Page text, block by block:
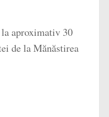
aproximativ 30
de la Mănăstirea